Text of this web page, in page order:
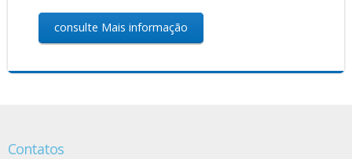
consulte Mais informação
Contatos